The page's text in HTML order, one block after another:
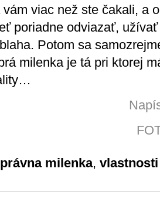
viac než ste čakali, a
poriadne odviazať,
Potom sa
milenka je tá pri ktorej
milenka,